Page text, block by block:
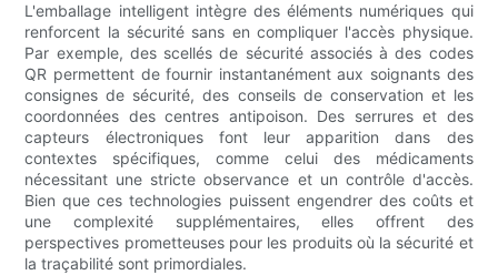
L'emballage intelligent intègre des éléments numériques qui
renforcent la sécurité sans en compliquer l'accès physique.
Par exemple, des scellés de sécurité associés à des codes
QR permettent de fournir instantanément aux soignants des
consignes de sécurité, des conseils de conservation et les
coordonnées des centres antipoison. Des serrures et des
capteurs électroniques font leur apparition dans des
contextes spécifiques, comme celui des médicaments
nécessitant une stricte observance et un contrôle d'accès.
Bien que ces technologies puissent engendrer des coûts et
une complexité supplémentaires, elles offrent des
perspectives prometteuses pour les produits où la sécurité et
la traçabilité sont primordiales.